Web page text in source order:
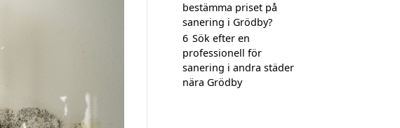
bestämma priset på
sanering i Grödby?
6 Sök efter en
professionell för
sanering i andra städer
nära Grödby